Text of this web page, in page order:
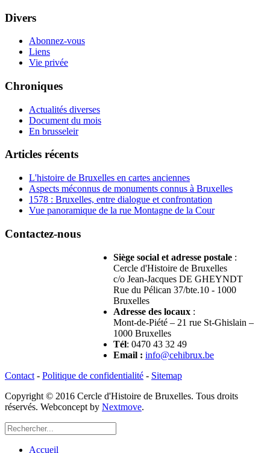
Divers
Abonnez-vous
Liens
Vie privée
Chroniques
Actualités diverses
Document du mois
En brusseleir
Articles récents
L'histoire de Bruxelles en cartes anciennes
Aspects méconnus de monuments connus à Bruxelles
1578 : Bruxelles, entre dialogue et confrontation
Vue panoramique de la rue Montagne de la Cour
Contactez-nous
Siège social et adresse postale :
Cercle d'Histoire de Bruxelles
c/o Jean-Jacques DE GHEYNDT
Rue du Pélican 37/bte.10 - 1000
Bruxelles
Adresse des locaux :
Mont-de-Piété – 21 rue St-Ghislain –
1000 Bruxelles
Tél: 0470 43 32 49
Email : info@cehibrux.be
Contact - Politique de confidentialité - Sitemap
Copyright © 2016 Cercle d'Histoire de Bruxelles. Tous droits
réservés. Webconcept by Nextmove.
Accueil